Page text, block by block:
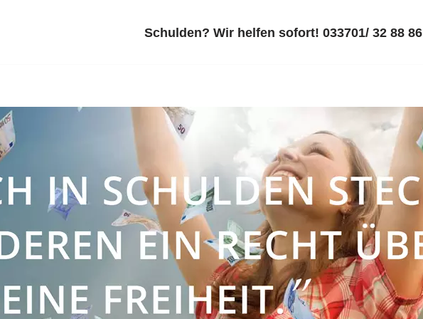
Schulden? Wir helfen sofort! 033701/ 32 88 86